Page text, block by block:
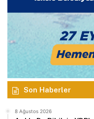
Son Haberler
8 Ağustos 2026